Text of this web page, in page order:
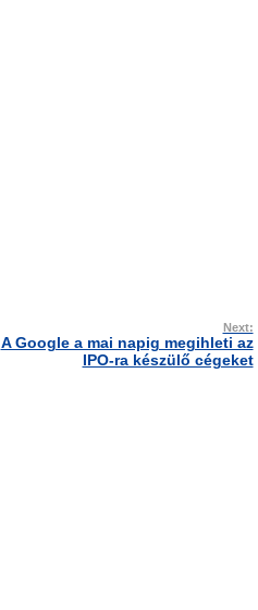
Next:
A Google a mai napig megihleti az
IPO-ra készülő cégeket